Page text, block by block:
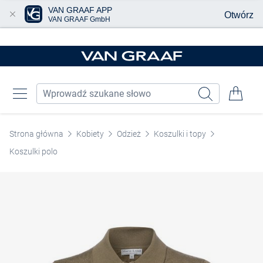
Strona główna Kobiety Odzież
Koszulki i topy
Koszulki polo
VAN GRAAF APP
VAN GRAAF GmbH Otwórz